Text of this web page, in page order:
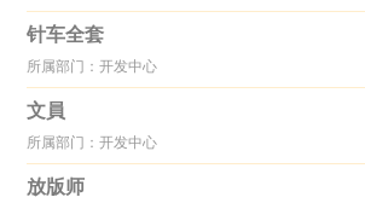
针车全套
所属部门：开发中心
文員
所属部门：开发中心
放版师